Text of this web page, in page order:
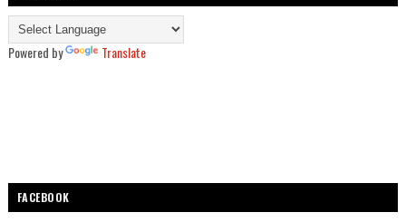
Powered by Translate
FACEBOOK